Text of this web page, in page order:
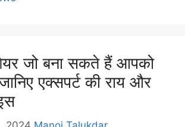
जो बना सकते हैं आपको
एक्सपर्ट की राय और